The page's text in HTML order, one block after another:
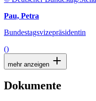
Pau, Petra
Bundestagsvizepräsidentin
()
mehr anzeigen
Dokumente